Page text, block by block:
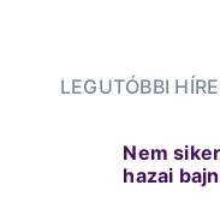
LEGUTÓBBI
Nem
hazai